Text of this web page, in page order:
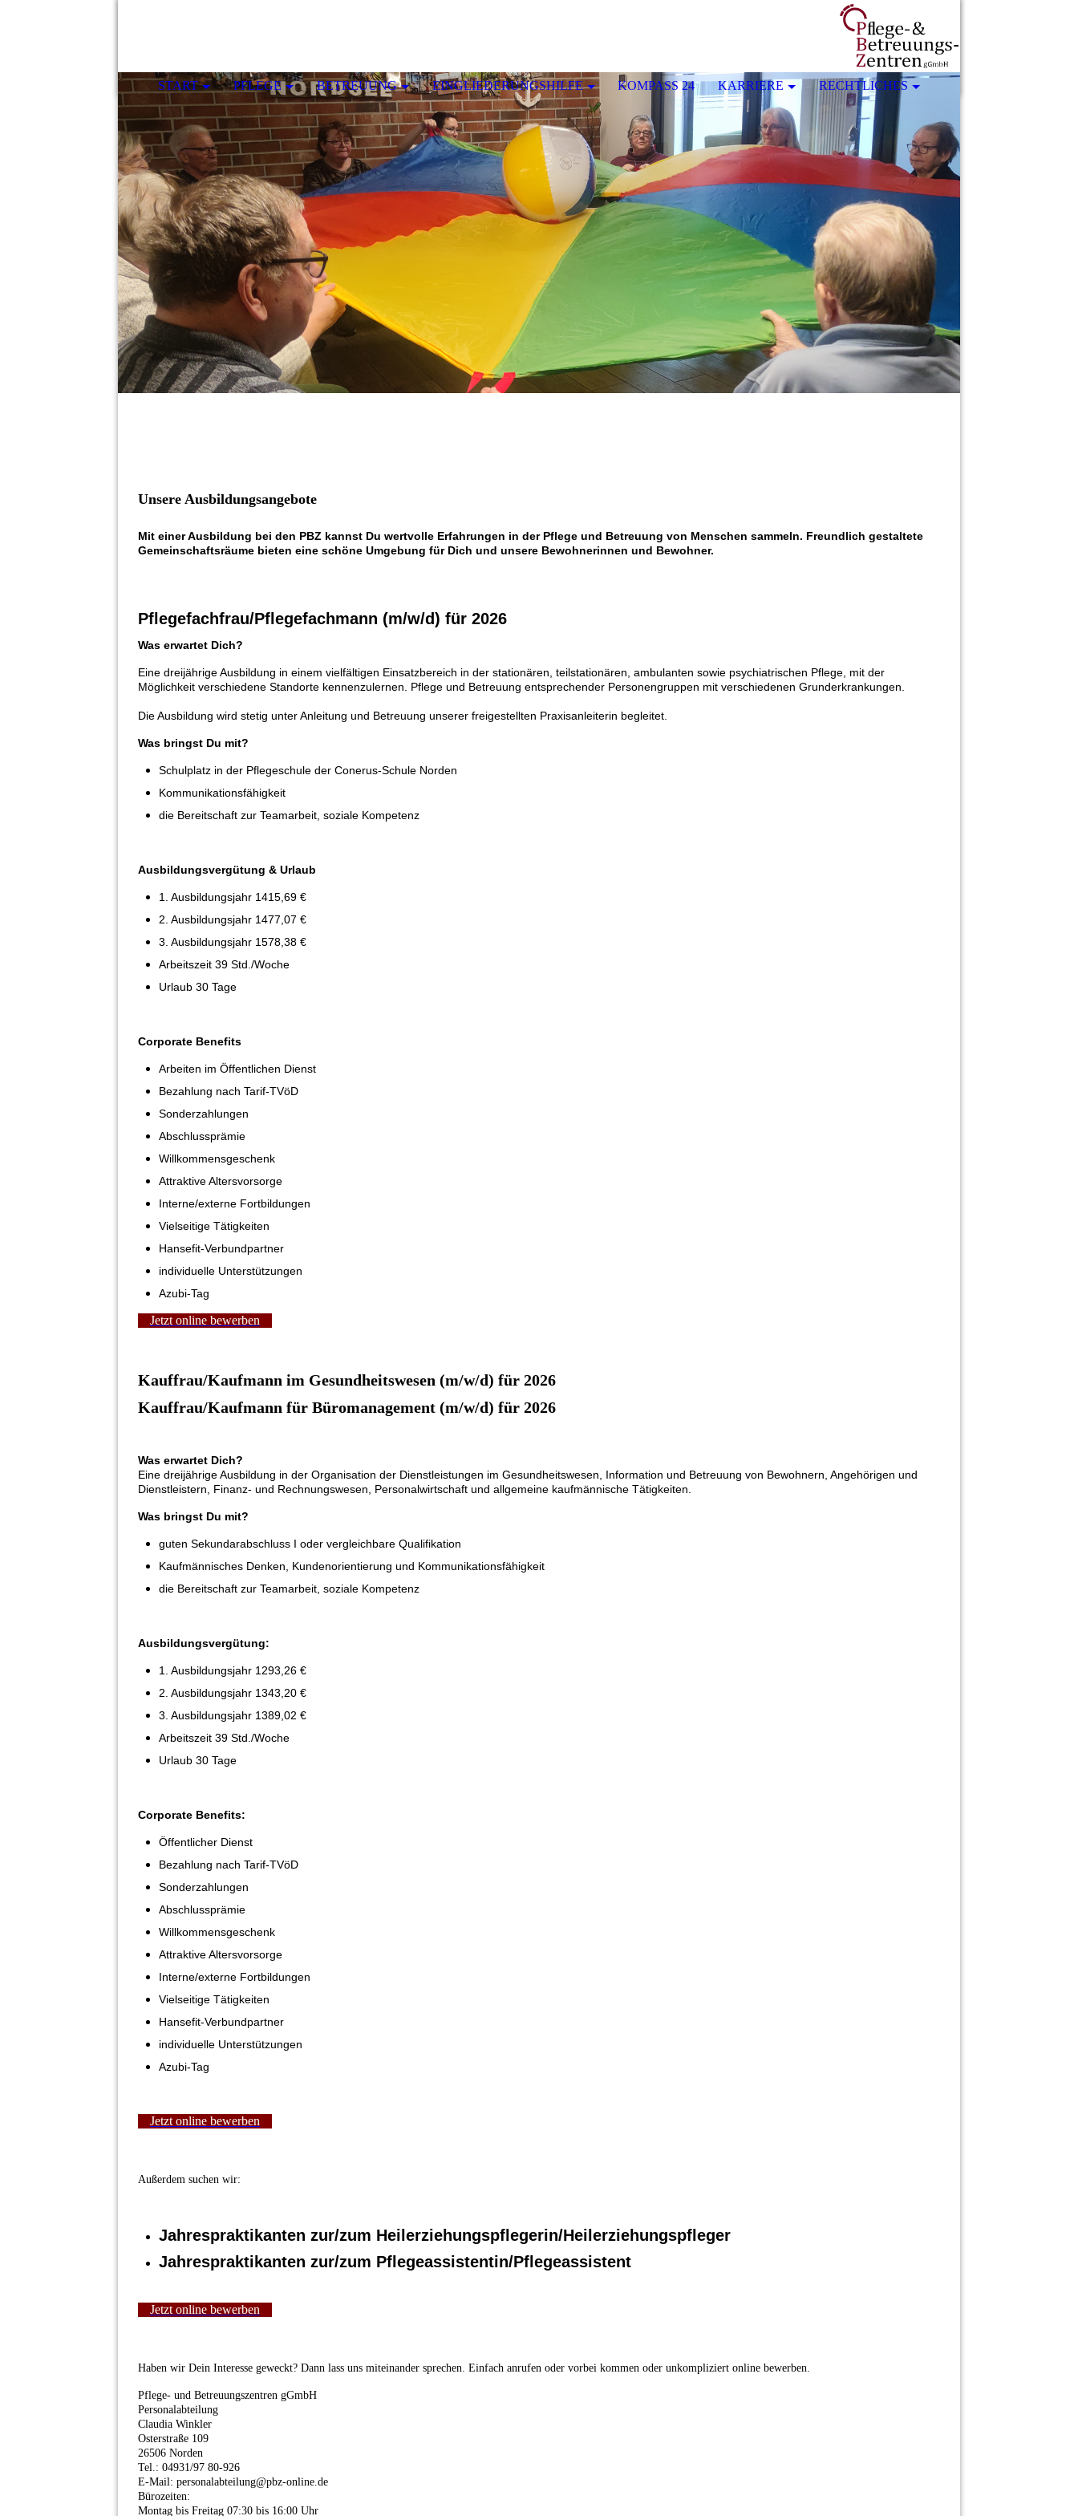
START PFLEGE BETREUUNG EINGLIEDERUNGSHILFE KOMPASS 24 KARRIERE RECHTLICHES
Unsere Ausbildungsangebote
Mit einer Ausbildung bei den PBZ kannst Du wertvolle Erfahrungen in der Pflege und Betreuung von Menschen sammeln. Freundlich gestaltete
Gemeinschaftsräume bieten eine schöne Umgebung für Dich und unsere Bewohnerinnen und Bewohner.
Pflegefachfrau/Pflegefachmann (m/w/d) für 2026
Was erwartet Dich?
Eine dreijährige Ausbildung in einem vielfältigen Einsatzbereich in der stationären, teilstationären, ambulanten sowie psychiatrischen Pflege, mit der
Möglichkeit verschiedene Standorte kennenzulernen. Pflege und Betreuung entsprechender Personengruppen mit verschiedenen Grunderkrankungen.
Die Ausbildung wird stetig unter Anleitung und Betreuung unserer freigestellten Praxisanleiterin begleitet.
Was bringst Du mit?
Schulplatz in der Pflegeschule der Conerus-Schule Norden
Kommunikationsfähigkeit
die Bereitschaft zur Teamarbeit, soziale Kompetenz
Ausbildungsvergütung & Urlaub
1. Ausbildungsjahr 1415,69 €
2. Ausbildungsjahr 1477,07 €
3. Ausbildungsjahr 1578,38 €
Arbeitszeit 39 Std./Woche
Urlaub 30 Tage
Corporate Benefits
Arbeiten im Öffentlichen Dienst
Bezahlung nach Tarif-TVöD
Sonderzahlungen
Abschlussprämie
Willkommensgeschenk
Attraktive Altersvorsorge
Interne/externe Fortbildungen
Vielseitige Tätigkeiten
Hansefit-Verbundpartner
individuelle Unterstützungen
Azubi-Tag
Jetzt online bewerben
Kauffrau/Kaufmann im Gesundheitswesen (m/w/d) für 2026
Kauffrau/Kaufmann für Büromanagement (m/w/d) für 2026
Was erwartet Dich?
Eine dreijährige Ausbildung in der Organisation der Dienstleistungen im Gesundheitswesen, Information und Betreuung von Bewohnern, Angehörigen und
Dienstleistern, Finanz- und Rechnungswesen, Personalwirtschaft und allgemeine kaufmännische Tätigkeiten.
Was bringst Du mit?
guten Sekundarabschluss I oder vergleichbare Qualifikation
Kaufmännisches Denken, Kundenorientierung und Kommunikationsfähigkeit
die Bereitschaft zur Teamarbeit, soziale Kompetenz
Ausbildungsvergütung:
1. Ausbildungsjahr 1293,26 €
2. Ausbildungsjahr 1343,20 €
3. Ausbildungsjahr 1389,02 €
Arbeitszeit 39 Std./Woche
Urlaub 30 Tage
Corporate Benefits:
Öffentlicher Dienst
Bezahlung nach Tarif-TVöD
Sonderzahlungen
Abschlussprämie
Willkommensgeschenk
Attraktive Altersvorsorge
Interne/externe Fortbildungen
Vielseitige Tätigkeiten
Hansefit-Verbundpartner
individuelle Unterstützungen
Azubi-Tag
Jetzt online bewerben
Außerdem suchen wir:
Jahrespraktikanten zur/zum Heilerziehungspflegerin/Heilerziehungspfleger
Jahrespraktikanten zur/zum Pflegeassistentin/Pflegeassistent
Jetzt online bewerben
Haben wir Dein Interesse geweckt? Dann lass uns miteinander sprechen. Einfach anrufen oder vorbei kommen oder unkompliziert online bewerben.
Pflege- und Betreuungszentren gGmbH
Personalabteilung
Claudia Winkler
Osterstraße 109
26506 Norden
Tel.: 04931/97 80-926
E-Mail: personalabteilung@pbz-online.de
Bürozeiten:
Montag bis Freitag 07:30 bis 16:00 Uhr